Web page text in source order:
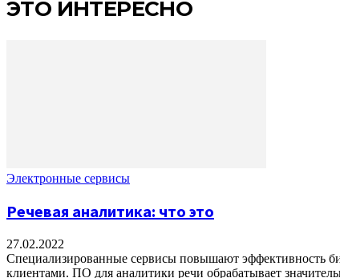
ЭТО ИНТЕРЕСНО
Электронные сервисы
Речевая аналитика: что это
27.02.2022
Специализированные сервисы повышают эффективность
клиентами. ПО для аналитики речи обрабатывает